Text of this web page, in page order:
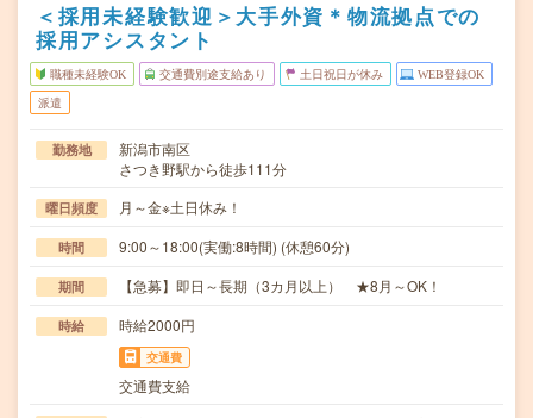
＜採用未経験歓迎＞大手外資＊物流拠点での
採用アシスタント
職種未経験OK 交通費別途支給あり 土日祝日が休み WEB登録OK
派遣
勤務地
新潟市南区
さつき野駅から徒歩111分
曜日頻度 月～金※土日休み！
時間 9:00～18:00(実働:8時間) (休憩60分)
期間 【急募】即日～長期（3カ月以上） ★8月～OK！
時給 時給2000円
交通費
交通費支給